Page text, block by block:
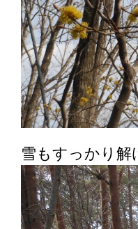
雪もすっかり